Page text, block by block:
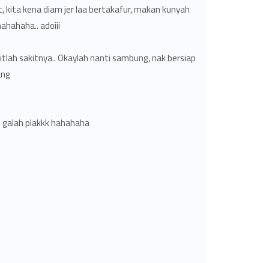
kita kena diam jer laa bertakafur, makan kunyah
adoiii..
sakitnya.. Okaylah nanti sambung, nak bersiap
plakkk hahahaha..